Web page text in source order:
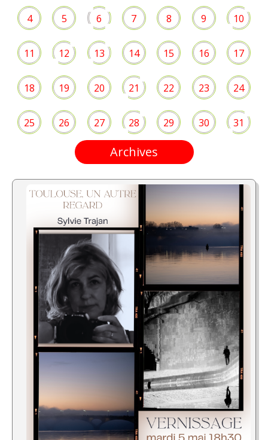
4 5 6 7 8 9 10
11 12 13 14 15 16 17
18 19 20 21 22 23 24
25 26 27 28 29 30 31
Archives